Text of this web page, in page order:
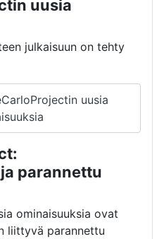
uusia
julkaisuun on tehty
uusia
parannettu
ominaisuuksia ovat
liittyvä parannettu